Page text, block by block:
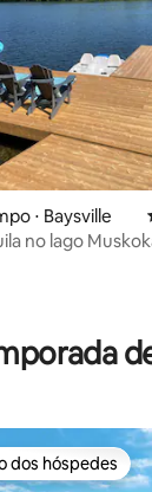
de 5, 173
⋅ Baysville
no lago
preferidos
dos hóspedes